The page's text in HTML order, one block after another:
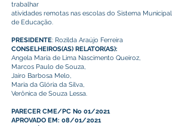
trabalhar
atividades remotas nas escolas do Sistema Municipal
de Educação.
PRESIDENTE: Rozilda Araújo Ferreira
CONSELHEIROS(AS) RELATOR(AS):
Angela Maria de Lima Nascimento Queiroz,
Marcos Paulo de Souza,
Jairo Barbosa Melo,
Maria da Glória da Silva,
Verônica de Souza Lessa.
PARECER CME/PC No 01/2021
APROVADO EM: 08/01/2021